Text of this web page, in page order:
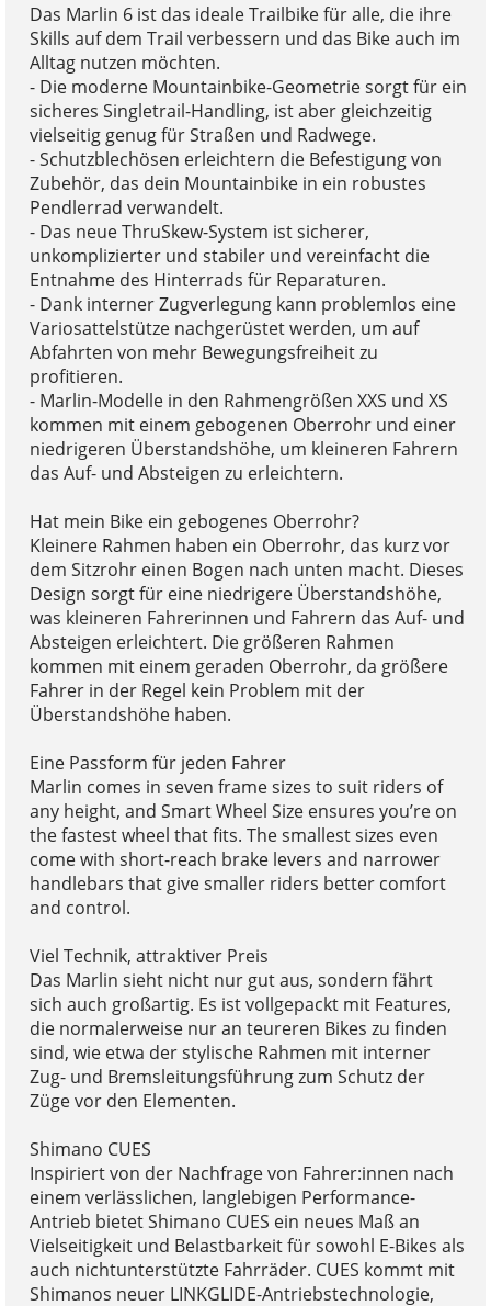
Das Marlin 6 ist das ideale Trailbike für alle, die ihre
Skills auf dem Trail verbessern und das Bike auch im
Alltag nutzen möchten.
- Die moderne Mountainbike-Geometrie sorgt für ein
sicheres Singletrail-Handling, ist aber gleichzeitig
vielseitig genug für Straßen und Radwege.
- Schutzblechösen erleichtern die Befestigung von
Zubehör, das dein Mountainbike in ein robustes
Pendlerrad verwandelt.
- Das neue ThruSkew-System ist sicherer,
unkomplizierter und stabiler und vereinfacht die
Entnahme des Hinterrads für Reparaturen.
- Dank interner Zugverlegung kann problemlos eine
Variosattelstütze nachgerüstet werden, um auf
Abfahrten von mehr Bewegungsfreiheit zu
profitieren.
- Marlin-Modelle in den Rahmengrößen XXS und XS
kommen mit einem gebogenen Oberrohr und einer
niedrigeren Überstandshöhe, um kleineren Fahrern
das Auf- und Absteigen zu erleichtern.
Hat mein Bike ein gebogenes Oberrohr?
Kleinere Rahmen haben ein Oberrohr, das kurz vor
dem Sitzrohr einen Bogen nach unten macht. Dieses
Design sorgt für eine niedrigere Überstandshöhe,
was kleineren Fahrerinnen und Fahrern das Auf- und
Absteigen erleichtert. Die größeren Rahmen
kommen mit einem geraden Oberrohr, da größere
Fahrer in der Regel kein Problem mit der
Überstandshöhe haben.
Eine Passform für jeden Fahrer
Marlin comes in seven frame sizes to suit riders of
any height, and Smart Wheel Size ensures you’re on
the fastest wheel that fits. The smallest sizes even
come with short-reach brake levers and narrower
handlebars that give smaller riders better comfort
and control.
Viel Technik, attraktiver Preis
Das Marlin sieht nicht nur gut aus, sondern fährt
sich auch großartig. Es ist vollgepackt mit Features,
die normalerweise nur an teureren Bikes zu finden
sind, wie etwa der stylische Rahmen mit interner
Zug- und Bremsleitungsführung zum Schutz der
Züge vor den Elementen.
Shimano CUES
Inspiriert von der Nachfrage von Fahrer:innen nach
einem verlässlichen, langlebigen Performance-
Antrieb bietet Shimano CUES ein neues Maß an
Vielseitigkeit und Belastbarkeit für sowohl E-Bikes als
auch nichtunterstützte Fahrräder. CUES kommt mit
Shimanos neuer LINKGLIDE-Antriebstechnologie,